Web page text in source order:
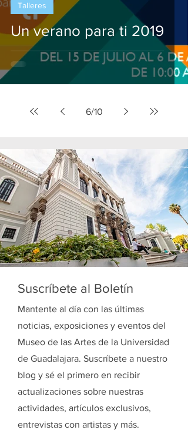
Un verano para ti 2019
Talleres
6/10
Suscríbete al Boletín
Mantente al día con las últimas
noticias, exposiciones y eventos del
Museo de las Artes de la Universidad
de Guadalajara. Suscríbete a nuestro
blog y sé el primero en recibir
actualizaciones sobre nuestras
actividades, artículos exclusivos,
entrevistas con artistas y más.